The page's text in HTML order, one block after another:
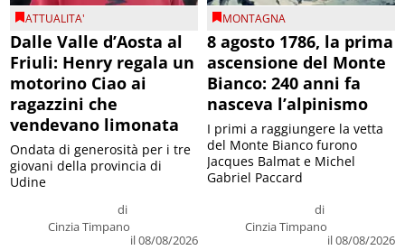
ATTUALITA'
Dalle Valle d’Aosta al
Friuli: Henry regala un
motorino Ciao ai
ragazzini che
vendevano limonata
di
Cinzia Timpano
il 08/08/2026
Ondata di generosità per i tre
giovani della provincia di
Udine
MONTAGNA
8 agosto 1786, la prima
ascensione del Monte
Bianco: 240 anni fa
nasceva l’alpinismo
di
Cinzia Timpano
il 08/08/2026
I primi a raggiungere la vetta
del Monte Bianco furono
Jacques Balmat e Michel
Gabriel Paccard